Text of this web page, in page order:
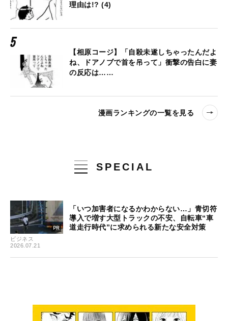
理由は!? (4)
【相原コージ】「自殺未遂しちゃったんだよ
ね、ドアノブで首を吊って」衝撃の告白に妻
の反応は……
漫画ランキングの一覧を見る
SPECIAL
ビジネス
2026.07.21
「いつ加害者になるかわからない…」青切符
導入で増す大型トラックの不安、自転車“車
道走行時代”に求められる新たな安全対策